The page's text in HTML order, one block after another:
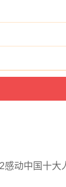
感动中国十大